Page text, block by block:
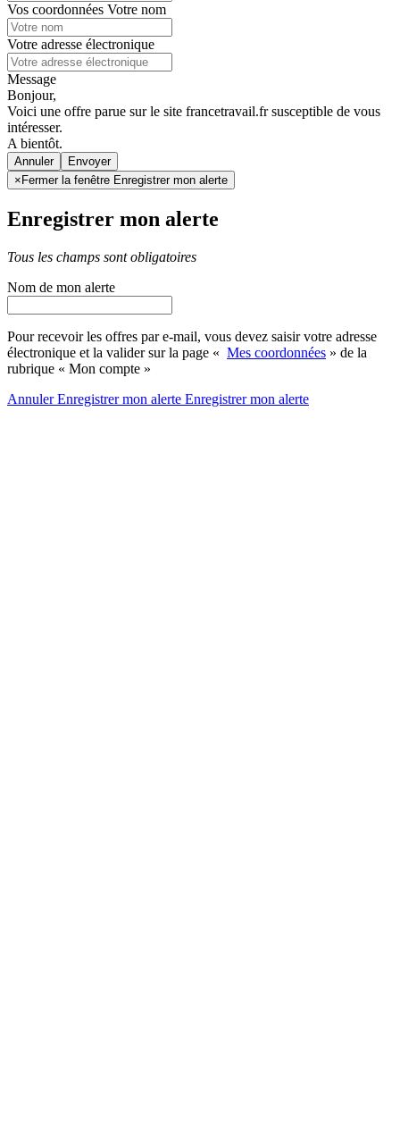
Vos coordonnées Votre nom
Votre adresse électronique
Message
Bonjour,
Voici une offre parue sur le site francetravail.fr susceptible de vous
intéresser.
A bientôt.
Annuler
× Fermer la fenêtre Enregistrer mon alerte
Enregistrer mon alerte
Tous les champs sont obligatoires
Nom de mon alerte
Pour recevoir les offres par e-mail, vous devez saisir votre adresse
électronique et la valider sur la page « Mes coordonnées » de la
rubrique « Mon compte »
AnnulerEnregistrer mon alerte Enregistrermon alerte